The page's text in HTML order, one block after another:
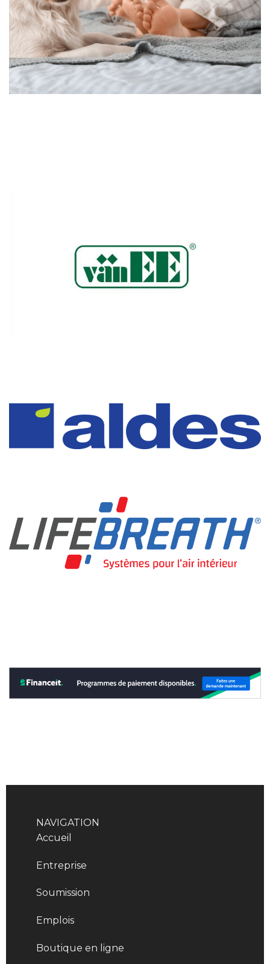
NAVIGATION
Accueil
Entreprise
Soumission
Emplois
Boutique en ligne